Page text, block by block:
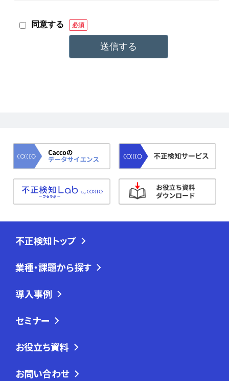
不正検知トップ
業種・課題から探す
導入事例
セミナー
お役立ち資料
お問い合わせ